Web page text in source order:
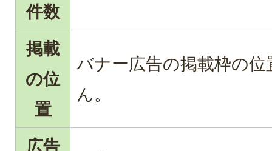
件数
掲載
の位
置
バナー広告の掲載枠の
ん。
広告